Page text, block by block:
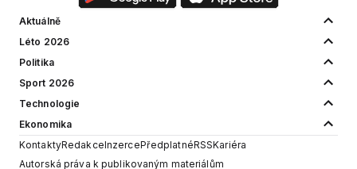
Aktuálně
Léto 2026
Politika
Sport 2026
Technologie
Ekonomika
KontaktyRedakceInzercePředplatnéRSSKariéra
Autorská práva k publikovaným materiálům